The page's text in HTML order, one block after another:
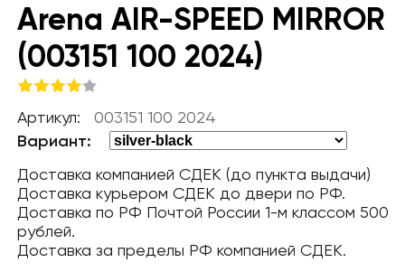
Arena AIR-SPEED MIRROR
(003151 100 2024)
Артикул: 003151 100 2024
Вариант:
Доставка компанией СДЕК (до пункта выдачи)
Доставка курьером СДЕК до двери по РФ.
Доставка по РФ Почтой России 1-м классом 500
рублей.
Доставка за пределы РФ компанией СДЕК.